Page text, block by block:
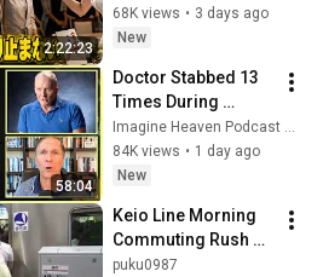
2:22:23
新婦は笑って「ご祝
儀だけ置いたら床に
w」夫は「帰ろう…」
私も黙って式場を後
にした――1時間後、
新婦から鬼のように
電話が鳴り始めた
68K views • 3 days ago
New
58:04
Doctor Stabbed 13
Times During
Murder Attempt -
Then God Showed
Up | Near Death
Imagine Heaven Podcast with John Burke
84K views • 1 day ago
New
Keio Line Morning
Commuting Rush
Chofu Station 7:30
puku0987